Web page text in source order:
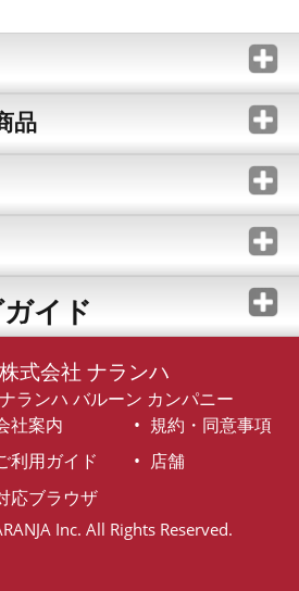
品
イド
株式会社 ナランハ
ナランハ バルーン カンパニー
社案内
規約・同意事項
利用ガイド
店舗
応ブラウザ
Inc. All Rights Reserved.